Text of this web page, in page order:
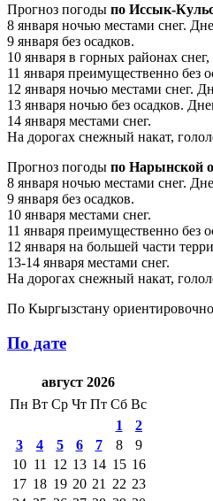
Прогноз погоды по Иссык-
8 января ночью местами снег.
9 января без осадков.
10 января в горных районах снег,
11 января преимущественно без
12 января ночью местами снег.
13 января ночью без осадков.
14 января местами снег.
На дорогах снежный накат,
Прогноз погоды по Нарынской
8 января ночью местами снег.
9 января без осадков.
10 января местами снег.
11 января преимущественно без
12 января на большей части
13-14 января местами снег.
На дорогах снежный накат,
По Кыргызстану
По дате
август 2026
Пн Вт Ср Чт Пт Сб Вс
1
2
3
4 5 6 7 8
9
10 11 12 13 14 15 16
17 18 19 20 21 22 23